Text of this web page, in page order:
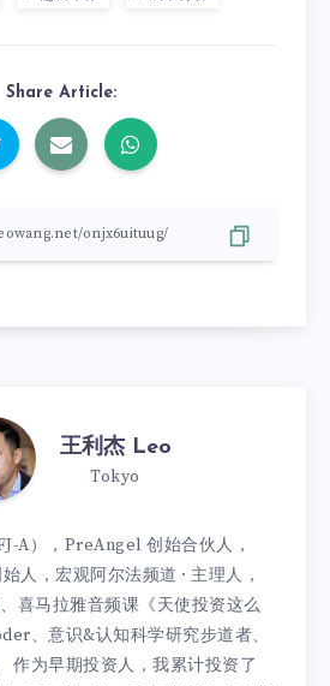
Share Article:
王利杰 Leo
Tokyo
A），PreAngel 创始合伙人，
人，宏观阿尔法频道 · 主理人，
喜马拉雅音频课《天使投资这么
、意识&认知科学研究步道者、
作为早期投资人，我累计投资了